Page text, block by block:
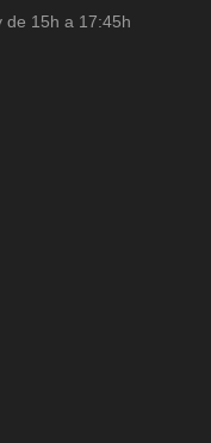
de 15h a 17:45h